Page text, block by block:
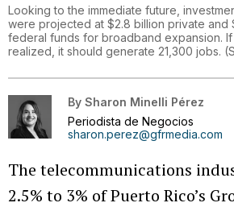
Looking to the immediate future,
were projected at $2.8 billion private and
federal funds for broadband expansion. If
realized, it should generate 21,300 jobs. (
By Sharon Minelli Pérez
Periodista de Negocios
sharon.perez@gfrmedia.com
The telecommunications
2.5% to 3% of Puerto Rico’s